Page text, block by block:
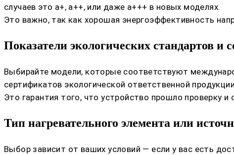
случаев это а+, а++, или даже а+++ в новых моделях.
Это важно, так как хорошая энергоэффективность
Показатели экологических стандартов и
Выбирайте модели, которые соответствуют
сертификатов экологической ответственной
Это гарантия того, что устройство прошло проверку
Тип нагревательного элемента или
Выбор зависит от ваших условий — если у вас есть